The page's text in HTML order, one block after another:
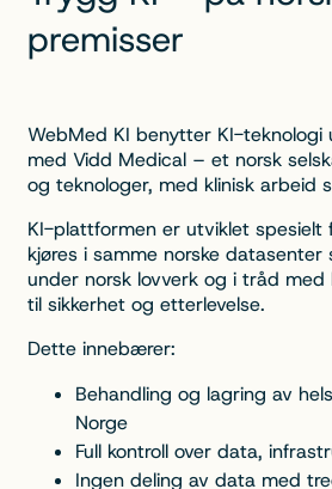
premisser
WebMed KI benytter KI-teknologi
med Vidd Medical – et norsk
og teknologer, med klinisk arbeid
KI-plattformen er utviklet spesielt
kjøres i samme norske datasenter
under norsk lovverk og i tråd med
til sikkerhet og etterlevelse.
Dette innebærer:
Behandling og lagring av
Norge
Full kontroll over data,
Ingen deling av data med